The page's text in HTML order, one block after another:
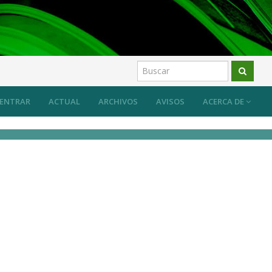
ACTUAL ARCHIVOS AVISOS ACERCA DE
ENTRAR